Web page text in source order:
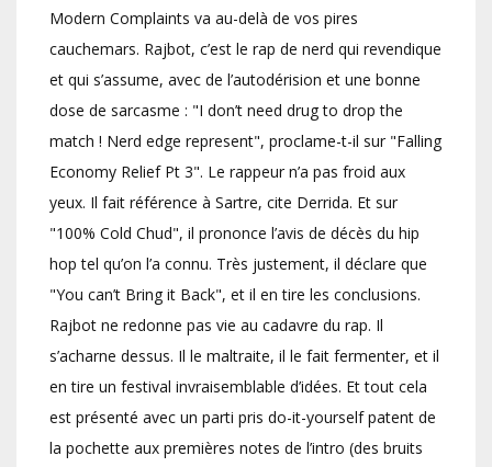
Modern Complaints va au-delà de vos pires
cauchemars. Rajbot, c’est le rap de nerd qui revendique
et qui s’assume, avec de l’autodérision et une bonne
dose de sarcasme : "I don’t need drug to drop the
match ! Nerd edge represent", proclame-t-il sur "Falling
Economy Relief Pt 3". Le rappeur n’a pas froid aux
yeux. Il fait référence à Sartre, cite Derrida. Et sur
"100% Cold Chud", il prononce l’avis de décès du hip
hop tel qu’on l’a connu. Très justement, il déclare que
"You can’t Bring it Back", et il en tire les conclusions.
Rajbot ne redonne pas vie au cadavre du rap. Il
s’acharne dessus. Il le maltraite, il le fait fermenter, et il
en tire un festival invraisemblable d’idées. Et tout cela
est présenté avec un parti pris do-it-yourself patent de
la pochette aux premières notes de l’intro (des bruits